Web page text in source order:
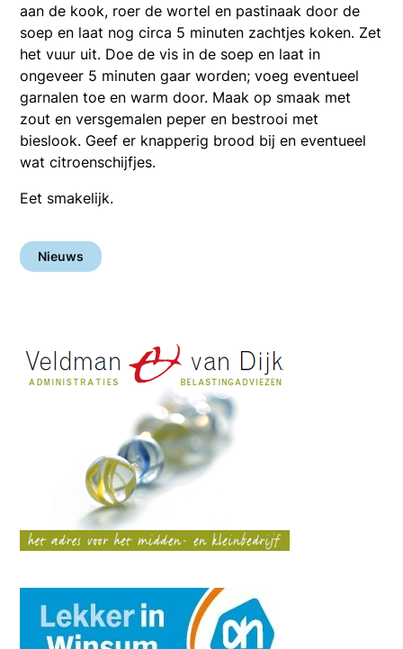
aan de kook, roer de wortel en pastinaak door de
soep en laat nog circa 5 minuten zachtjes koken. Zet
het vuur uit. Doe de vis in de soep en laat in
ongeveer 5 minuten gaar worden; voeg eventueel
garnalen toe en warm door. Maak op smaak met
zout en versgemalen peper en bestrooi met
bieslook. Geef er knapperig brood bij en eventueel
wat citroenschijfjes.
Eet smakelijk.
Nieuws